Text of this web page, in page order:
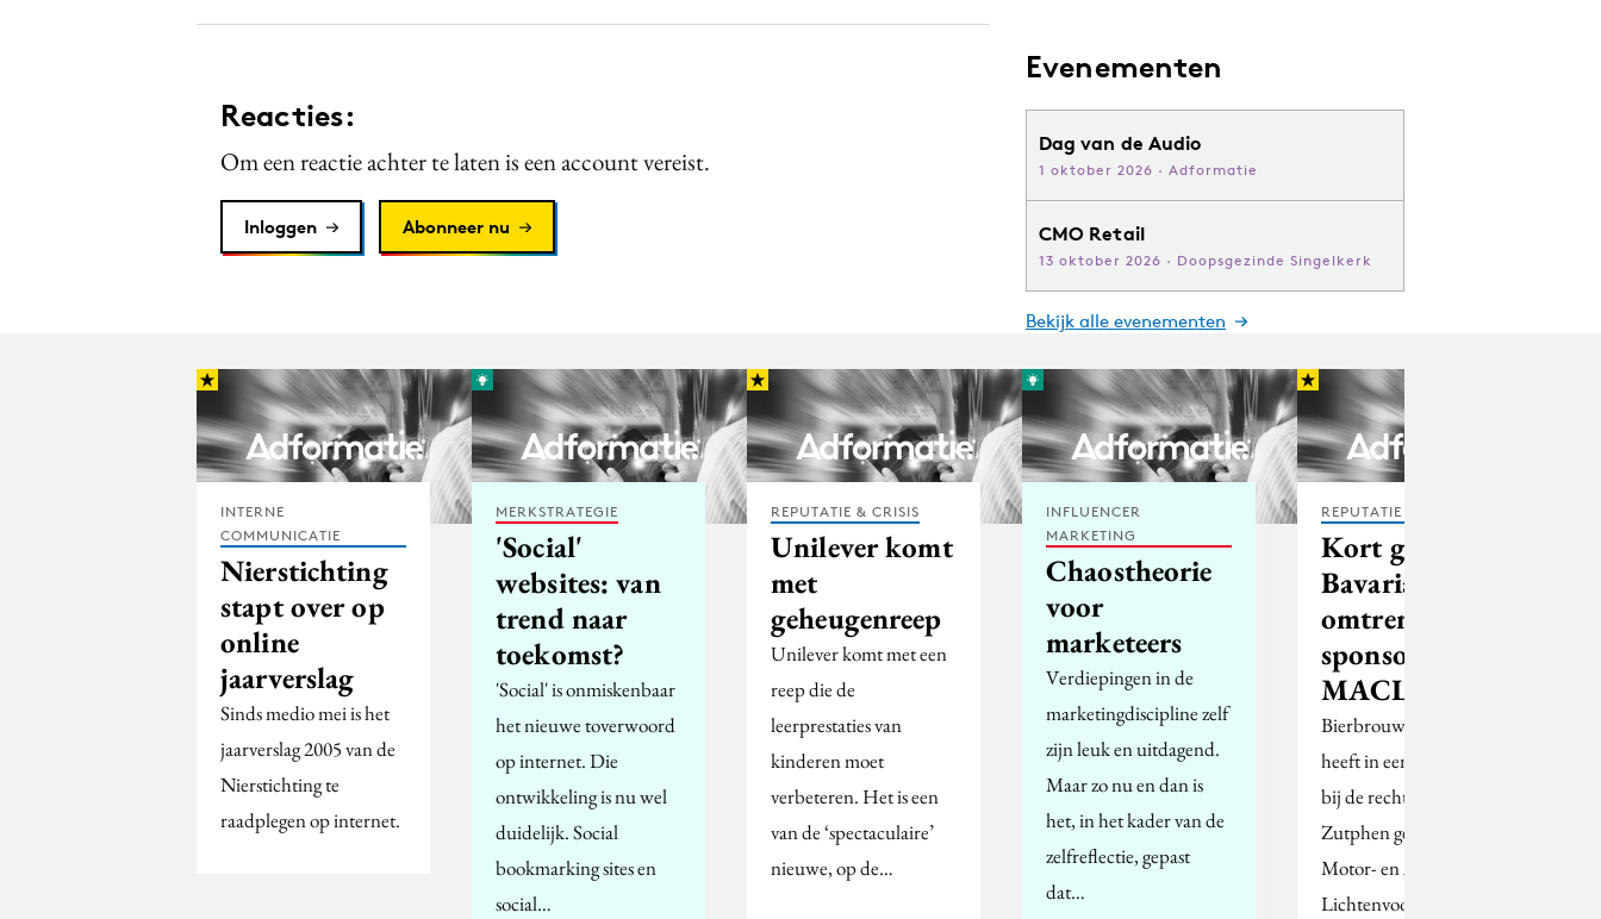
Reacties:
Om een reactie achter te laten is een account vereist.
Inloggen Abonneer nu
Evenementen
Dag van de Audio
1 oktober 2026 · Adformatie
CMO Retail
13 oktober 2026 · Doopsgezinde Singelkerk
Bekijk alle evenementen
INTERNE
COMMUNICATIE
Nierstichting
stapt over op
online
jaarverslag
Sinds medio mei is het
jaarverslag 2005 van de
Nierstichting te
raadplegen op internet.
MERKSTRATEGIE
'Social'
websites: van
trend naar
toekomst?
'Social' is onmiskenbaar
het nieuwe toverwoord
op internet. Die
ontwikkeling is nu wel
duidelijk. Social
bookmarking sites en
social…
REPUTATIE & CRISIS
Unilever komt
met
geheugenreep
Unilever komt met een
reep die de
leerprestaties van
kinderen moet
verbeteren. Het is een
van de ‘spectaculaire’
nieuwe, op de…
INFLUENCER
MARKETING
Chaostheorie
voor
marketeers
Verdiepingen in de
marketingdiscipline zelf
zijn leuk en uitdagend.
Maar zo nu en dan is
het, in het kader van de
zelfreflectie, gepast
dat…
REPUTATIE & CRISIS
Kort geding
Bavaria
omtrent
sponsoring
MACL
Bierbrouwer Bavaria
heeft in een kort geding
bij de rechtbank in
Zutphen geëist dat de
Motor- en Autoclub
Lichtenvoorde